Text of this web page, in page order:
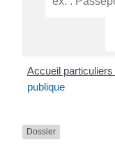
Accueil particuliers
publique
Dossier